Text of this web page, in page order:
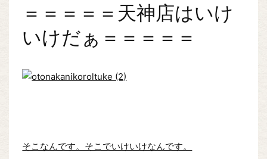
＝＝＝＝＝天神店はいけ
いけだぁ＝＝＝＝＝
そこなんです。そこでいけいけなんです。